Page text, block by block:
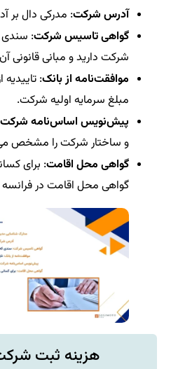
آدرس شرکت: مدرکی دال بر
گواهی تاسیس شرکت:
شرکت دارید و مبانی قانونی
موافقت‌نامه از بانک:
مبلغ سرمایه اولیه شرکت.
پیش‌نویس اساس‌نامه شرکت
و ساختار شرکت را مشخص
گواهی محل اقامت: برای
گواهی محل اقامت در
هزینه ثبت